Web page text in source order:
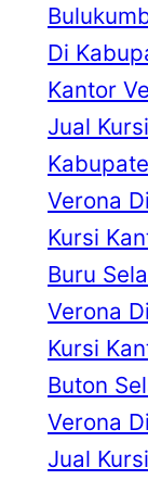
Di
Kantor
Jual
Verona
Kursi
Buru
Verona
Kursi
Buton
Verona
Jual